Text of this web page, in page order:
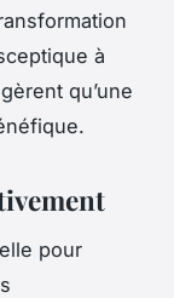
à
qu’une
pour